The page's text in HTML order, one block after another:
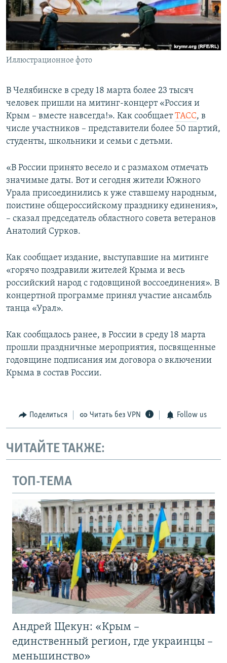
ПОБЕДИТЕЛЕЙ НЕ СУДЯТ?
КРЫМ.НЕПОКОРЕННЫЙ
ELIFBE
УКРАИНСКАЯ ПРОБЛЕМА КРЫМА
ПРИСОЕДИНЯЙТЕСЬ!
Иллюстрационное фото
В Челябинске в среду 18 марта более 23 тысяч
человек пришли на митинг-концерт «Россия и
Крым – вместе навсегда!». Как сообщаетТАСС, в
числе участников – представители более 50 партий,
студенты, школьники и семьи с детьми.
«В России принято весело и с размахом отмечать
значимые даты. Вот и сегодня жители Южного
Урала присоединились к уже ставшему народным,
поистине общероссийскому празднику единения»,
– сказал председатель областного совета ветеранов
Анатолий Сурков.
Как сообщает издание, выступавшие на митинге
«горячо поздравили жителей Крыма и весь
российский народ с годовщиной воссоединения». В
концертной программе принял участие ансамбль
танца «Урал».
Как сообщалось ранее, в России в среду 18 марта
прошли праздничные мероприятия, посвященные
годовщине подписания им договора о включении
Крыма в состав России.
Поделиться Читать без VPN Follow us
ЧИТАЙТЕ ТАКЖЕ:
ТОП-ТЕМА
Андрей Щекун: «Крым –
единственный регион, где украинцы –
меньшинство»